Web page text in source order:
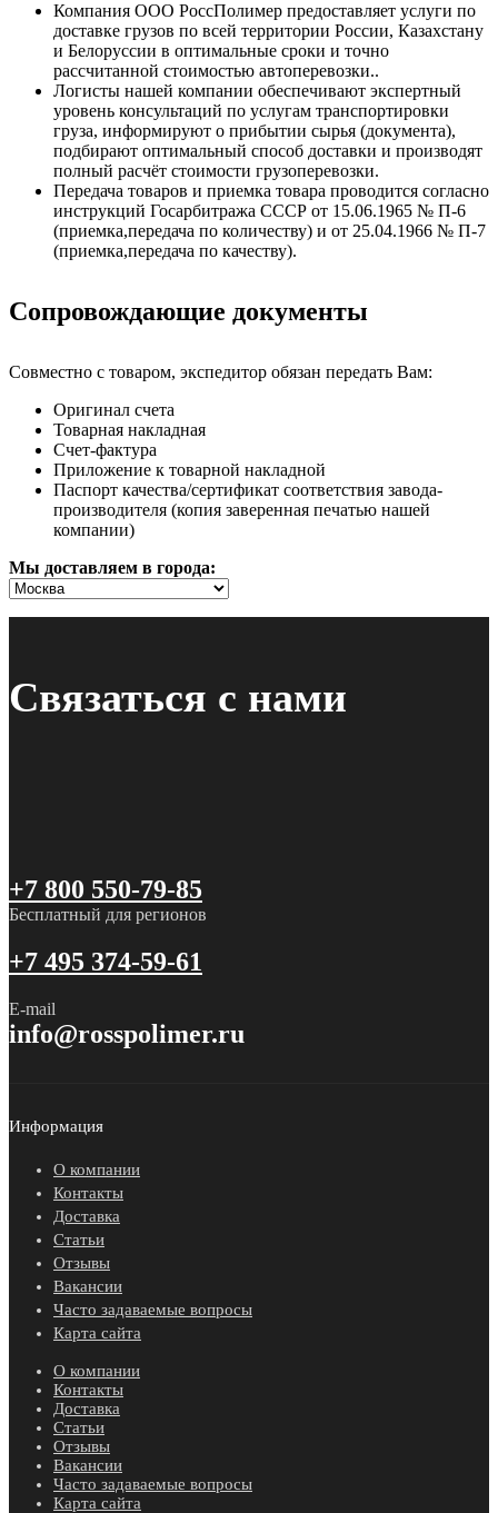
Компания ООО РоссПолимер предоставляет услуги по
доставке грузов по всей территории России, Казахстану
и Белоруссии в оптимальные сроки и точно
рассчитанной стоимостью автоперевозки..
Логисты нашей компании обеспечивают экспертный
уровень консультаций по услугам транспортировки
груза, информируют о прибытии сырья (документа),
подбирают оптимальный способ доставки и производят
полный расчёт стоимости грузоперевозки.
Передача товаров и приемка товара проводится согласно
инструкций Госарбитража СССР от 15.06.1965 № П-6
(приемка,передача по количеству) и от 25.04.1966 № П-7
(приемка,передача по качеству).
Сопровождающие документы
Совместно с товаром, экспедитор обязан передать Вам:
Оригинал счета
Товарная накладная
Счет-фактура
Приложение к товарной накладной
Паспорт качества/сертификат соответствия завода-
производителя (копия заверенная печатью нашей
компании)
Мы доставляем в города:
Связаться с нами
+7 800 550-79-85
Бесплатный для регионов
+7 495 374-59-61
E-mail
info@rosspolimer.ru
Информация
О компании
Контакты
Доставка
Статьи
Отзывы
Вакансии
Часто задаваемые вопросы
Карта сайта
О компании
Контакты
Доставка
Статьи
Отзывы
Вакансии
Часто задаваемые вопросы
Карта сайта